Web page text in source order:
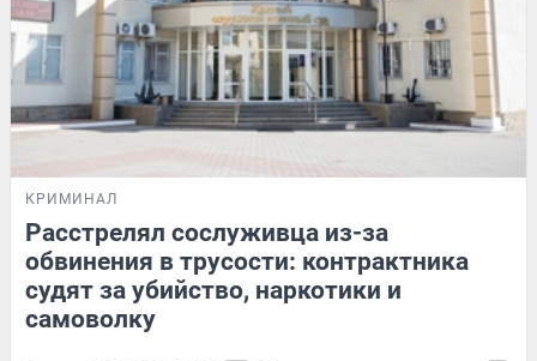
КРИМИНАЛ
Расстрелял сослуживца из-за
обвинения в трусости: контрактника
судят за убийство, наркотики и
самоволку